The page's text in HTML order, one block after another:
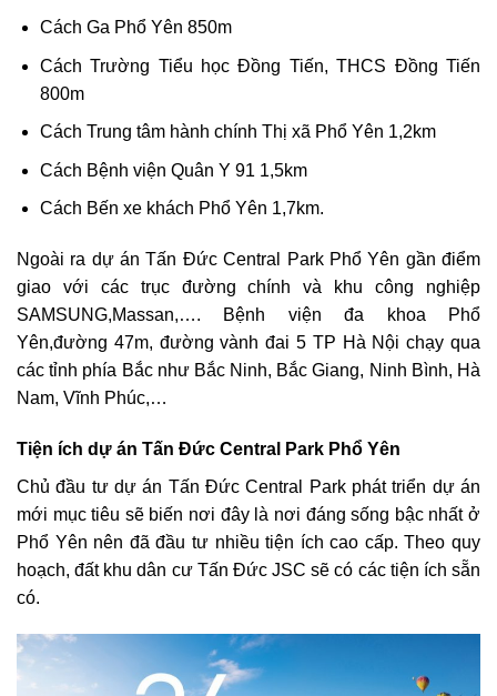
Cách Ga Phổ Yên 850m
Cách Trường Tiểu học Đồng Tiến, THCS Đồng Tiến
800m
Cách Trung tâm hành chính Thị xã Phổ Yên 1,2km
Cách Bệnh viện Quân Y 91 1,5km
Cách Bến xe khách Phổ Yên 1,7km.
Ngoài ra dự án Tấn Đức Central Park Phổ Yên gần điểm
giao với các trục đường chính và khu công nghiệp
SAMSUNG,Massan,…. Bệnh viện đa khoa Phổ
Yên,đường 47m, đường vành đai 5 TP Hà Nội chạy qua
các tỉnh phía Bắc như Bắc Ninh, Bắc Giang, Ninh Bình, Hà
Nam, Vĩnh Phúc,…
Tiện ích dự án Tấn Đức Central Park Phổ Yên
Chủ đầu tư dự án Tấn Đức Central Park phát triển dự án
mới mục tiêu sẽ biến nơi đây là nơi đáng sống bậc nhất ở
Phổ Yên nên đã đầu tư nhiều tiện ích cao cấp. Theo quy
hoạch, đất khu dân cư Tấn Đức JSC sẽ có các tiện ích sẵn
có.